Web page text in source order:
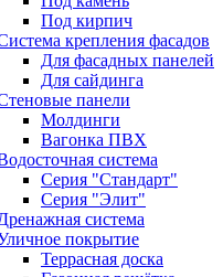
Под кирпич
крепления фасадов
Для фасадных панелей
Для сайдинга
панели
Молдинги
Вагонка ПВХ
система
Серия "Стандарт"
Серия "Элит"
система
покрытие
Террасная доска